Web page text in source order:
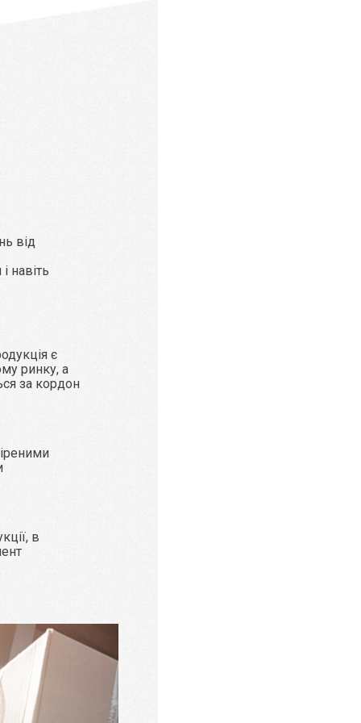
від
навіть
є
ринку, а
за кордон
в